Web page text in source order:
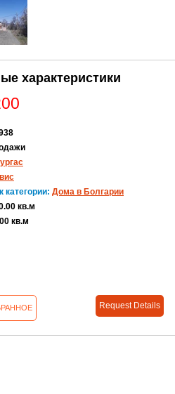
характеристики
категории: Дома в Болгарии
кв.м
кв.м
Request Details